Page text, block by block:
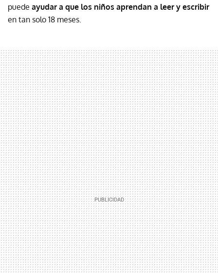
puede ayudar a que los niños aprendan a leer y escribir
en tan solo 18 meses.